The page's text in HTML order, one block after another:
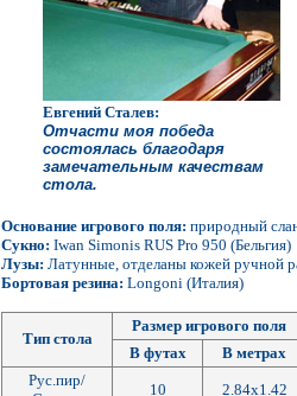
Евгений Сталев:
Отчасти моя победа
состоялась благодаря
замечательным качествам
стола.
Основание игрового поля: природный
Сукно: Iwan Simonis RUS Pro 950 (Бельгия)
Лузы: Латунные, отделаны кожей ручной
Бортовая резина: Longoni (Италия)
Тип стола
Размер игрового поля
В футах
В метрах
Рус.пир/
10 2.84х1.42